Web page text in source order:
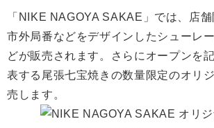
「NIKE NAGOYA SAKAE」では、店
市外局番などをデザインしたシューレ
どが販売されます。さらにオープンを
表する尾張七宝焼きの数量限定のオリ
売します。